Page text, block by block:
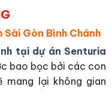
Gòn Bình Chánh
tại dự án Senturia
bao bọc bởi các con
mang lại không gian